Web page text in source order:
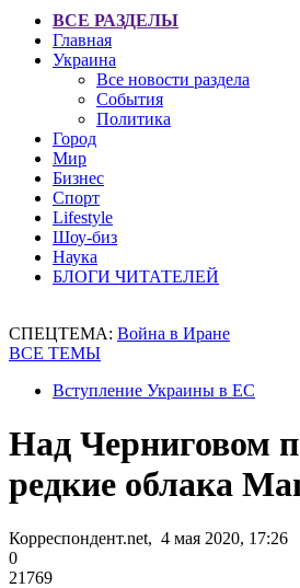
ВСЕ РАЗДЕЛЫ
Главная
Украина
Все новости раздела
События
Политика
Город
Мир
Бизнес
Спорт
Lifestyle
Шоу-биз
Наука
БЛОГИ ЧИТАТЕЛЕЙ
СПЕЦТЕМА: Война в Иране
ВСЕ ТЕМЫ
Вступление Украины в ЕС
Над Черниговом
редкие облака
Корреспондент.net, 4 мая 2020, 17:26
0
21769